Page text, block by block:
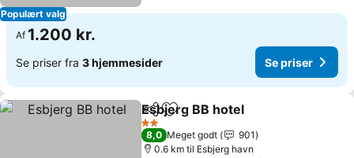
Populært valg
Af 1.200 kr.
Se priser fra 3 hjemmesider Se priser
Del Føj til favoritter
Esbjerg BB hotel
2 Stjerner
8,0 Meget godt
901
0.6 km til Esbjerg havn